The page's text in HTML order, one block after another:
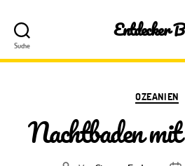
Suche
Entdecker
OZEANIEN
Nachtbaden